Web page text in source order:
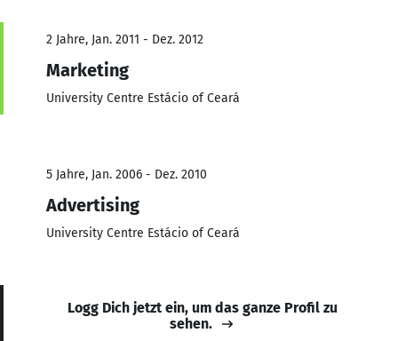
2 Jahre, Jan. 2011 - Dez. 2012
Marketing
University Centre Estácio of Ceará
5 Jahre, Jan. 2006 - Dez. 2010
Advertising
University Centre Estácio of Ceará
Logg Dich jetzt ein, um das ganze Profil zu
sehen.